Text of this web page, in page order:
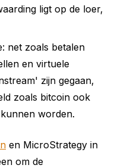
ligt op de loer,
net zoals betalen
en virtuele
zijn gegaan,
zoals bitcoin ook
worden.
en MicroStrategy in
om de